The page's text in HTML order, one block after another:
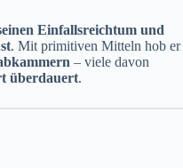
Einfallsreichtum und
. Mit primitiven Mitteln hob er
– viele davon
überdauert.